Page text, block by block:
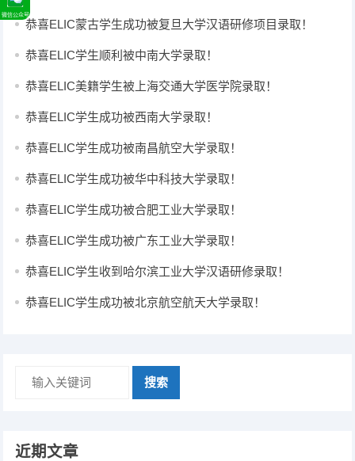
恭喜ELIC蒙古学生成功被复旦大学汉语研修项目录取！
恭喜ELIC学生顺利被中南大学录取！
恭喜ELIC美籍学生被上海交通大学医学院录取！
恭喜ELIC学生成功被西南大学录取！
恭喜ELIC学生成功被南昌航空大学录取！
恭喜ELIC学生成功被华中科技大学录取！
恭喜ELIC学生成功被合肥工业大学录取！
恭喜ELIC学生成功被广东工业大学录取！
恭喜ELIC学生收到哈尔滨工业大学汉语研修录取！
恭喜ELIC学生成功被北京航空航天大学录取！
搜索
近期文章
微信公众号